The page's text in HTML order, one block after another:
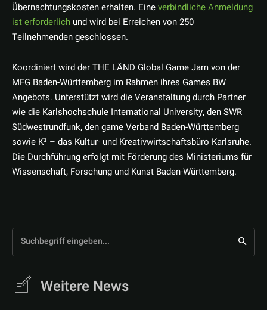
Übernachtungskosten erhalten. Eineverbindliche Anmeldung
ist erforderlich und wird bei Erreichen von 250
Teilnehmenden geschlossen.
Koordiniert wird der THE LÄND Global Game Jam von der
MFG Baden-Württemberg im Rahmen ihres Games BW
Angebots. Unterstützt wird die Veranstaltung durch Partner
wie die Karlshochschule International University, den SWR
Südwestrundfunk, den game Verband Baden-Württemberg
sowie K³ – das Kultur- und Kreativwirtschaftsbüro Karlsruhe.
Die Durchführung erfolgt mit Förderung des Ministeriums für
Wissenschaft, Forschung und Kunst Baden-Württemberg.
Suchbegriff eingeben...
Weitere News